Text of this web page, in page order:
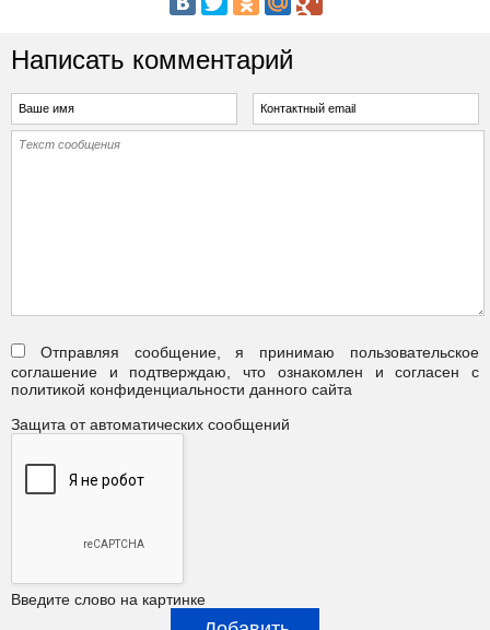
Написать комментарий
Отправляя сообщение, я принимаю пользовательское
соглашение и подтверждаю, что ознакомлен и согласен с
политикой конфиденциальности данного сайта
Защита от автоматических сообщений
Введите слово на картинке